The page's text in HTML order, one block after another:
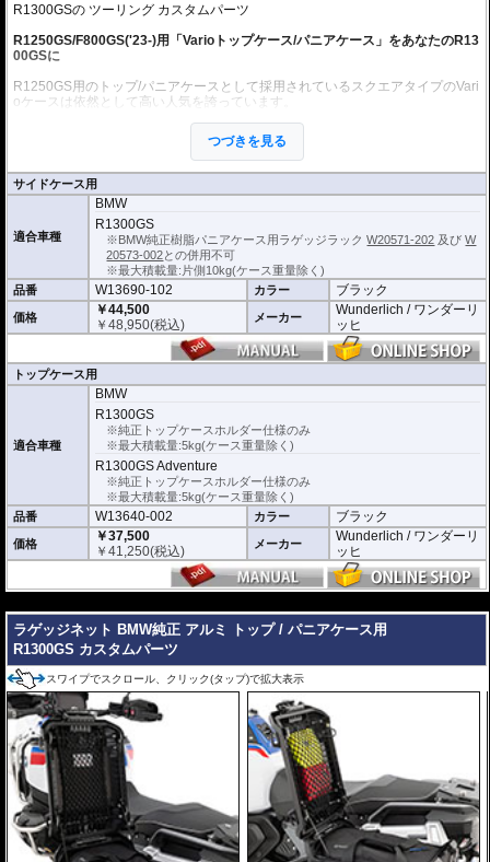
R1300GSの ツーリング カスタムパーツ
R1250GS/F800GS('23-)用「Varioトップケース/パニアケース」をあなたのR13
00GSに
R1250GS用のトップ/パニアケースとして採用されているスクエアタイプのVari
oケースは依然として高い人気を誇っています。
すでにお持ちの場合はそれを有効活用することができ、デザインにおいてもR1
300GS純正ケースのアーバンなイメージをアドベンチャーライクに仕上げるこ
とができます。
もちろんキーによるロック機構も使用可能。
※ケースは付属しません
※オフロード走行保証対象外
つづきを見る
サイドケース用
適合車種
BMW
R1300GS
※BMW純正樹脂パニアケース用ラゲッジラックW20571-202 及びW
20573-002との併用不可
※最大積載量:片側10kg(ケース重量除く)
品番
W13690-102 カラー ブラック
価格
￥44,500
￥48,950(税込) メーカー
Wunderlich / ワンダーリ
ッヒ
トップケース用
適合車種
BMW
R1300GS
※純正トップケースホルダー仕様のみ
※最大積載量:5kg(ケース重量除く)
R1300GS Adventure
※純正トップケースホルダー仕様のみ
※最大積載量:5kg(ケース重量除く)
品番
W13640-002 カラー ブラック
価格
￥37,500
￥41,250(税込) メーカー
Wunderlich / ワンダーリ
ッヒ
ラゲッジネット BMW純正 アルミ トップ / パニアケース用
R1300GS カスタムパーツ
スワイプでスクロール、クリック(タップ)で拡大表示